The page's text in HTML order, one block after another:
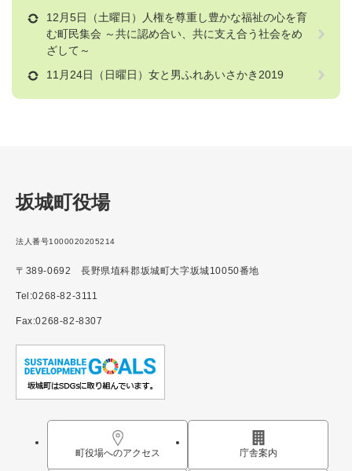
12月5日（土曜日）人権を尊重し豊かな福祉の心を育
む町民集会 ～共に認め合い、共に支え合う社会をめ
ざして～
11月24日（日曜日）女と男ふれあいさかき2019
坂城町役場
法人番号1000020205214
〒389-0692 長野県埴科郡坂城町大字坂城10050番地
Tel:0268-82-3111
Fax:0268-82-8307
町役場へのアクセス 庁舎案内